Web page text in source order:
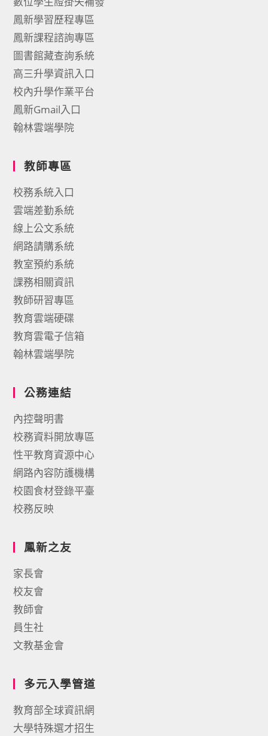
鳳新學習歷程專區
鳳新課程諮詢專區
圖書館藏查詢系統
高三升學資訊入口
校內升學作業平台
鳳新Gmail入口
翰林雲端學院
教師專區
校務系統入口
雲端差勤系統
線上公文系統
網路請購系統
教室預約系統
課務相關資訊
教師研習專區
教育雲端硬碟
教育雲電子信箱
翰林雲端學院
公務連結
內控聲明書
校務資料開放專區
性平教育資源中心
網路內容防護機構
校園食材登錄平臺
校務反映
鳳新之友
家長會
校友會
教師會
員生社
文教基金會
多元入學管道
教育部全球資訊網
大學特殊選才招生